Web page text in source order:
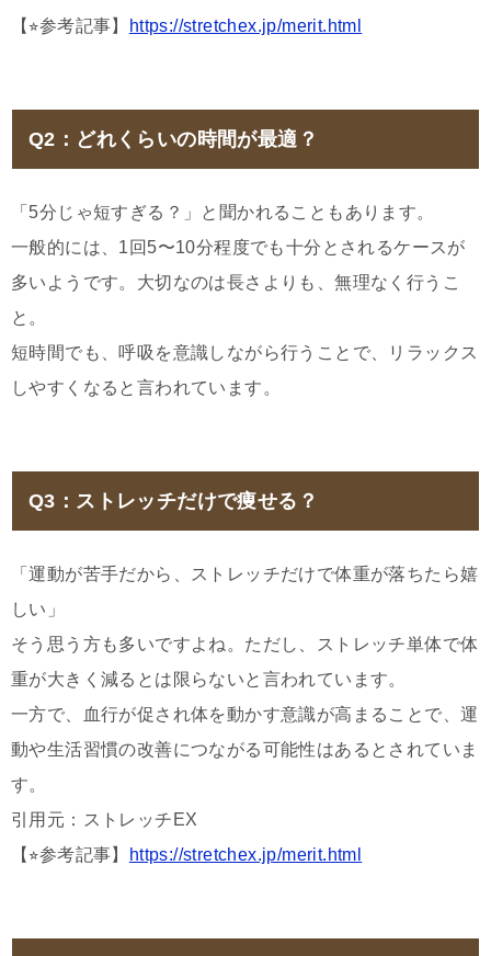
【⭐︎参考記事】
https://stretchex.jp/merit.html
Q2：どれくらいの時間が最適？
「5分じゃ短すぎる？」と聞かれることもあります。
一般的には、1回5〜10分程度でも十分とされるケースが
多いようです。大切なのは長さよりも、無理なく行うこ
と。
短時間でも、呼吸を意識しながら行うことで、リラックス
しやすくなると言われています。
Q3：ストレッチだけで痩せる？
「運動が苦手だから、ストレッチだけで体重が落ちたら嬉
しい」
そう思う方も多いですよね。ただし、ストレッチ単体で体
重が大きく減るとは限らないと言われています。
一方で、血行が促され体を動かす意識が高まることで、運
動や生活習慣の改善につながる可能性はあるとされていま
す。
引用元：ストレッチEX
【⭐︎参考記事】
https://stretchex.jp/merit.html